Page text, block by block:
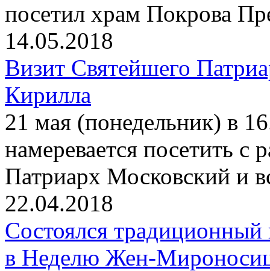
посетил храм Покрова
14.05.2018
Визит Святейшего
Кирилла
21 мая (понедельник) в
намеревается посетить
Патриарх Московский и
22.04.2018
Состоялся традиционный
в Неделю Жен-